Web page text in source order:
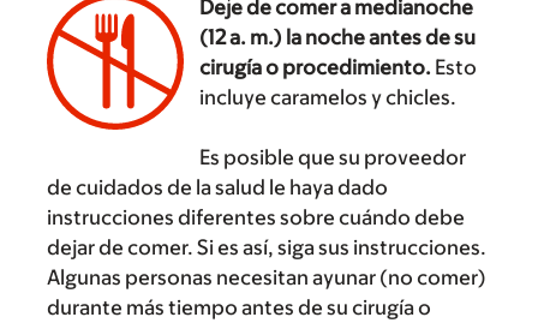
Deje de comer a medianoche
(12 a. m.) la noche antes de su
cirugía o procedimiento. Esto
incluye caramelos y chicles.
Es posible que su proveedor
de cuidados de la salud le haya dado
instrucciones diferentes sobre cuándo debe
dejar de comer. Si es así, siga sus instrucciones.
Algunas personas necesitan ayunar (no comer)
durante más tiempo antes de su cirugía o